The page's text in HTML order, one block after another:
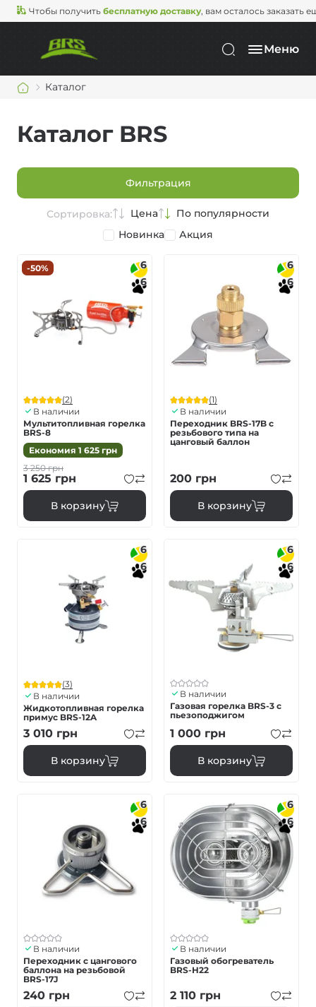
Чтобы получить бесплатную доставку, вам осталось заказать
Меню
Каталог
Каталог BRS
Фильтрация
Сортировка: Цена
По популярности
Новинка
Акция
-50%
6
6
(2)
В наличии
Мультитопливная горелка
BRS-8
Економия 1 625 грн
3 250грн
1 625 грн
В корзину
6
6
(1)
В наличии
Переходник BRS-17B с
резьбового типа на
цанговый баллон
200 грн
В корзину
6
6
(3)
В наличии
Жидкотопливная горелка
примус BRS-12A
3 010 грн
В корзину
6
6
В наличии
Газовая горелка BRS-3 с
пьезоподжигом
1 000 грн
В корзину
6
6
В наличии
Переходник с цангового
баллона на резьбовой
BRS-17J
240 грн
6
6
В наличии
Газовый обогреватель
BRS-H22
2 110 грн